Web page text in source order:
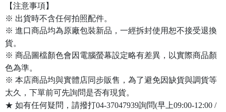
【注意事項】
※ 出貨時不含任何拍照配件。
※ 進口商品均為原廠包裝新品，一經拆封使用恕不接受退換
貨。
※ 商品圖檔顏色會因電腦螢幕設定略有差異，以實際商品顏
色為準。
※ 本店商品均與實體店同步販售，為了避免因缺貨與調貨等
太久，下單前可先詢問是否有現貨。
★ 如有任何疑問，請撥打04-37047939詢問(早上09:00-12:00 /